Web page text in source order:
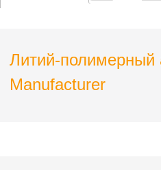
Литий-полимерный
Manufacturer